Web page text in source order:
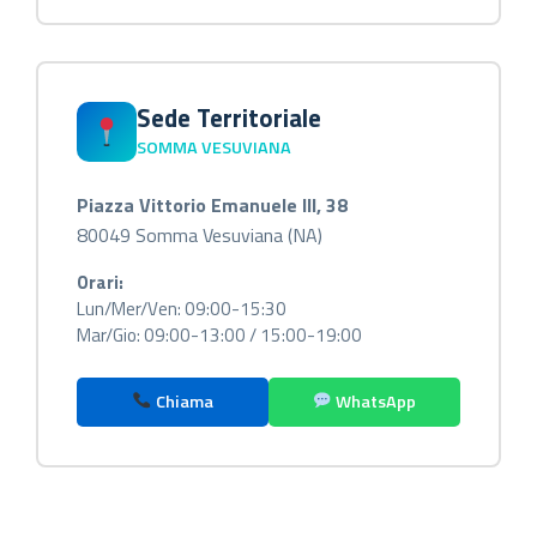
Sede Territoriale
SOMMA VESUVIANA
Piazza Vittorio Emanuele III, 38
80049 Somma Vesuviana (NA)
Orari:
Lun/Mer/Ven: 09:00-15:30
Mar/Gio: 09:00-13:00 / 15:00-19:00
Chiama WhatsApp